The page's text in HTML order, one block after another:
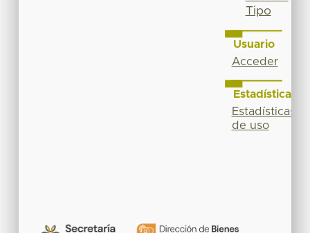
Tipo
Usuario
Acceder
Estadísticas
Estadísticas
de uso